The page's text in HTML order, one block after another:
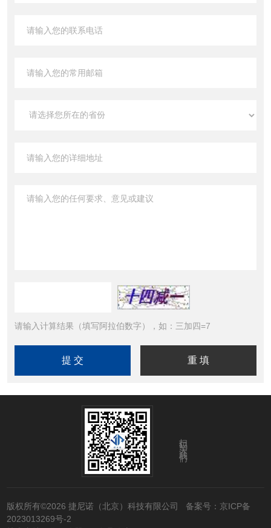
请输入计算结果（填写阿拉伯数字），如：三加四=7
扫码关注我们
版权所有©2026 捷尼诺（北京）科技有限公司 备案号：京ICP备
2023013269号-2